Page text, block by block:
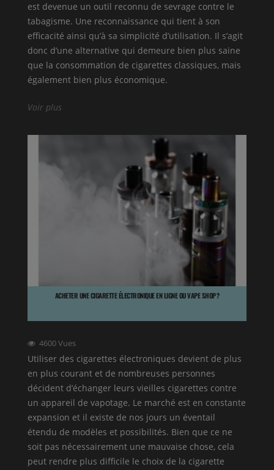
est devenue un outil reconnu de sevrage contre le
tabagisme. Une reconnaissance qui tient à son
efficacité ainsi qu’à sa simplicité d’utilisation. Il s’agit
donc d’une alternative qui demeure bien plus saine
que la consommation de cigarettes classiques, mais
également bien plus économique.
Voir plus
ACHETER UNE CIGARETTE ÉLECTRONIQUE EN LIGNE OU VAPE SHOP ?
4600Vues
Utiliser des cigarettes électroniques devient de plus
en plus courant et de nombreuses personnes
décident d’échanger leurs vieilles cigarettes contre
un appareil de vapotage. Le marché est en constante
expansion et il existe de nos jours un éventail
étendu de modèles et possibilités. Bien que ce ne
soit pas nécessairement une mauvaise chose, cela
peut rendre plus difficile le choix de la cigarette